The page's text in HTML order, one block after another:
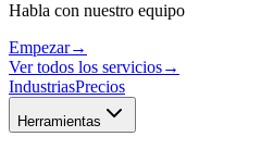
Habla con nuestro equipo
Empezar→
Ver todos los servicios→
IndustriasPrecios
Herramientas